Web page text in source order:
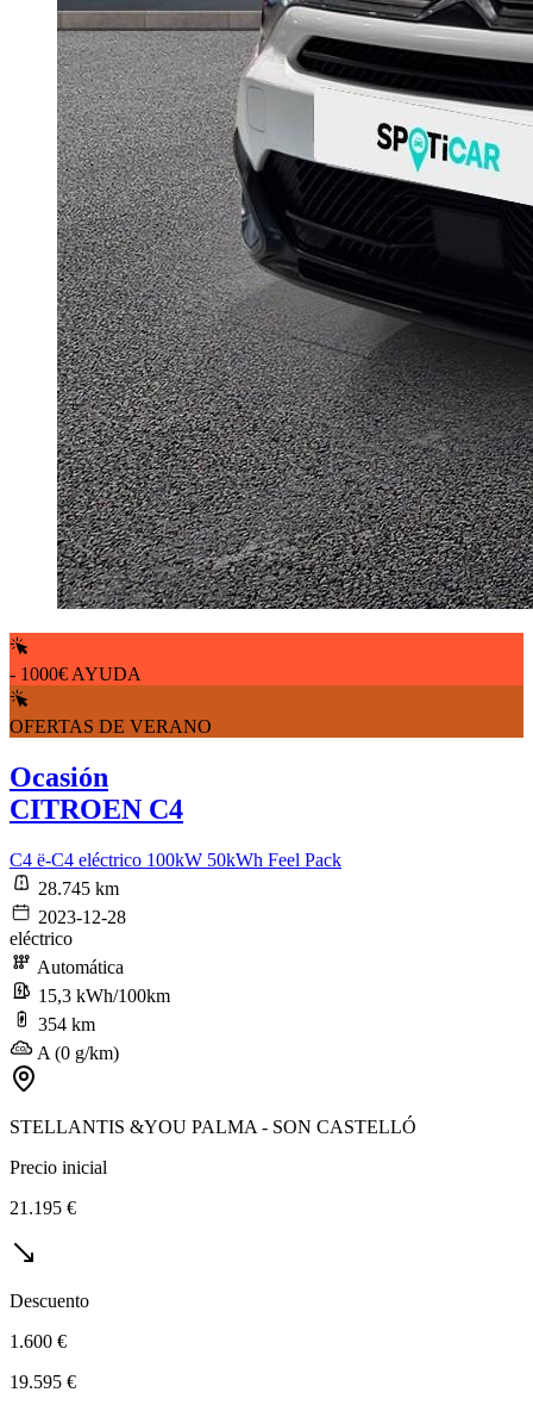
- 1000€ AYUDA
OFERTAS DE VERANO
Ocasión
CITROEN C4
C4 ë-C4 eléctrico 100kW 50kWh Feel Pack
28.745 km
2023-12-28
eléctrico
Automática
15,3 kWh/100km
354 km
A (0 g/km)
STELLANTIS &YOU PALMA - SON CASTELLÓ
Precio inicial
21.195 €
Descuento
1.600 €
19.595 €